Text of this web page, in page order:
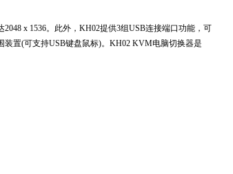
x 1536。此外，KH02提供3组USB连接端口功能，可
置(可支持USB键盘鼠标)。KH02 KVM电脑切换器是